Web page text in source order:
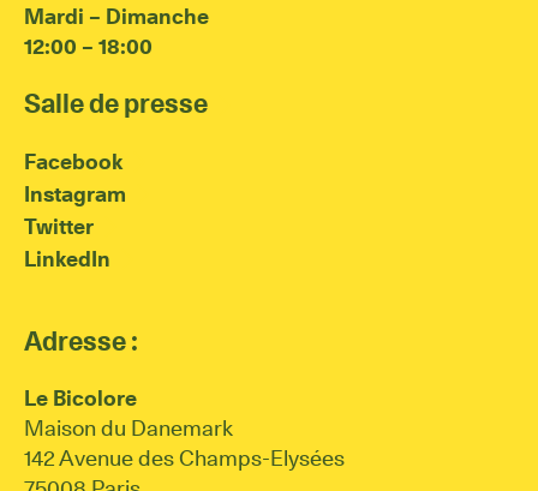
Mardi – Dimanche
12:00 – 18:00
Salle de presse
Facebook
Instagram
Twitter
LinkedIn
Adresse :
Le Bicolore
Maison du Danemark
142 Avenue des Champs-Elysées